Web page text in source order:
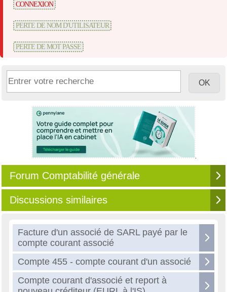
CONNEXION
PERTE DE NOM D'UTILISATEUR
PERTE DE MOT PASSE
Forum Comptabilité générale
Discussions similaires
Facture d'un associé de SARL payé par le
compte courant associé
Compte 455 - compte courant d'un associé
Compte courant d'associé et report à